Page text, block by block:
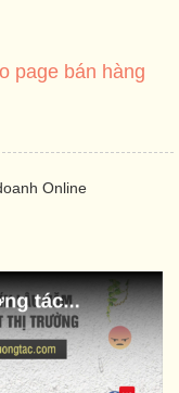
page bán hàng
Online